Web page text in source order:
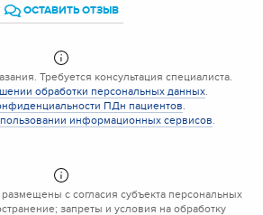
ОСТАВИТЬ ОТЗЫВ
Требуется консультация специалиста.
обработки персональных данных.
ПДн пациентов.
информационных сервисов.
с согласия субъекта персональных
запреты и условия на обработку